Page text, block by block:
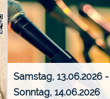
Samstag, 13.06.2026 -
Sonntag, 14.06.2026